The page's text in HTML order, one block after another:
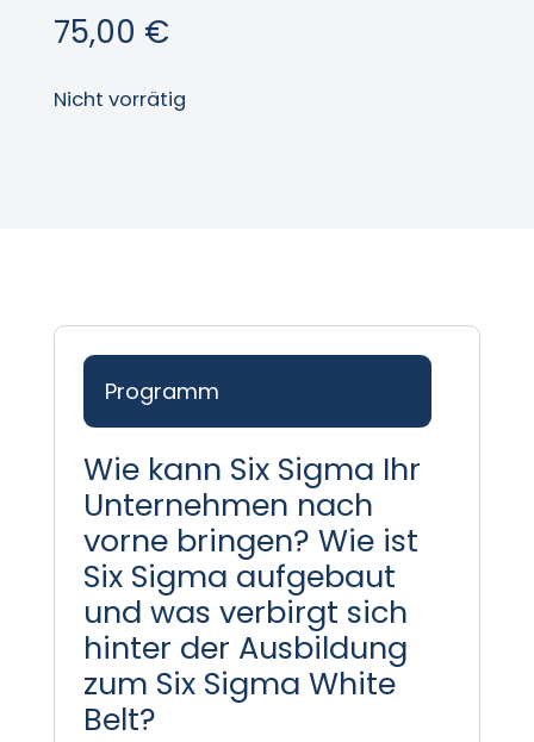
75,00 €
Nicht vorrätig
Programm
Wie kann Six Sigma Ihr
Unternehmen nach
vorne bringen? Wie ist
Six Sigma aufgebaut
und was verbirgt sich
hinter der Ausbildung
zum Six Sigma White
Belt?